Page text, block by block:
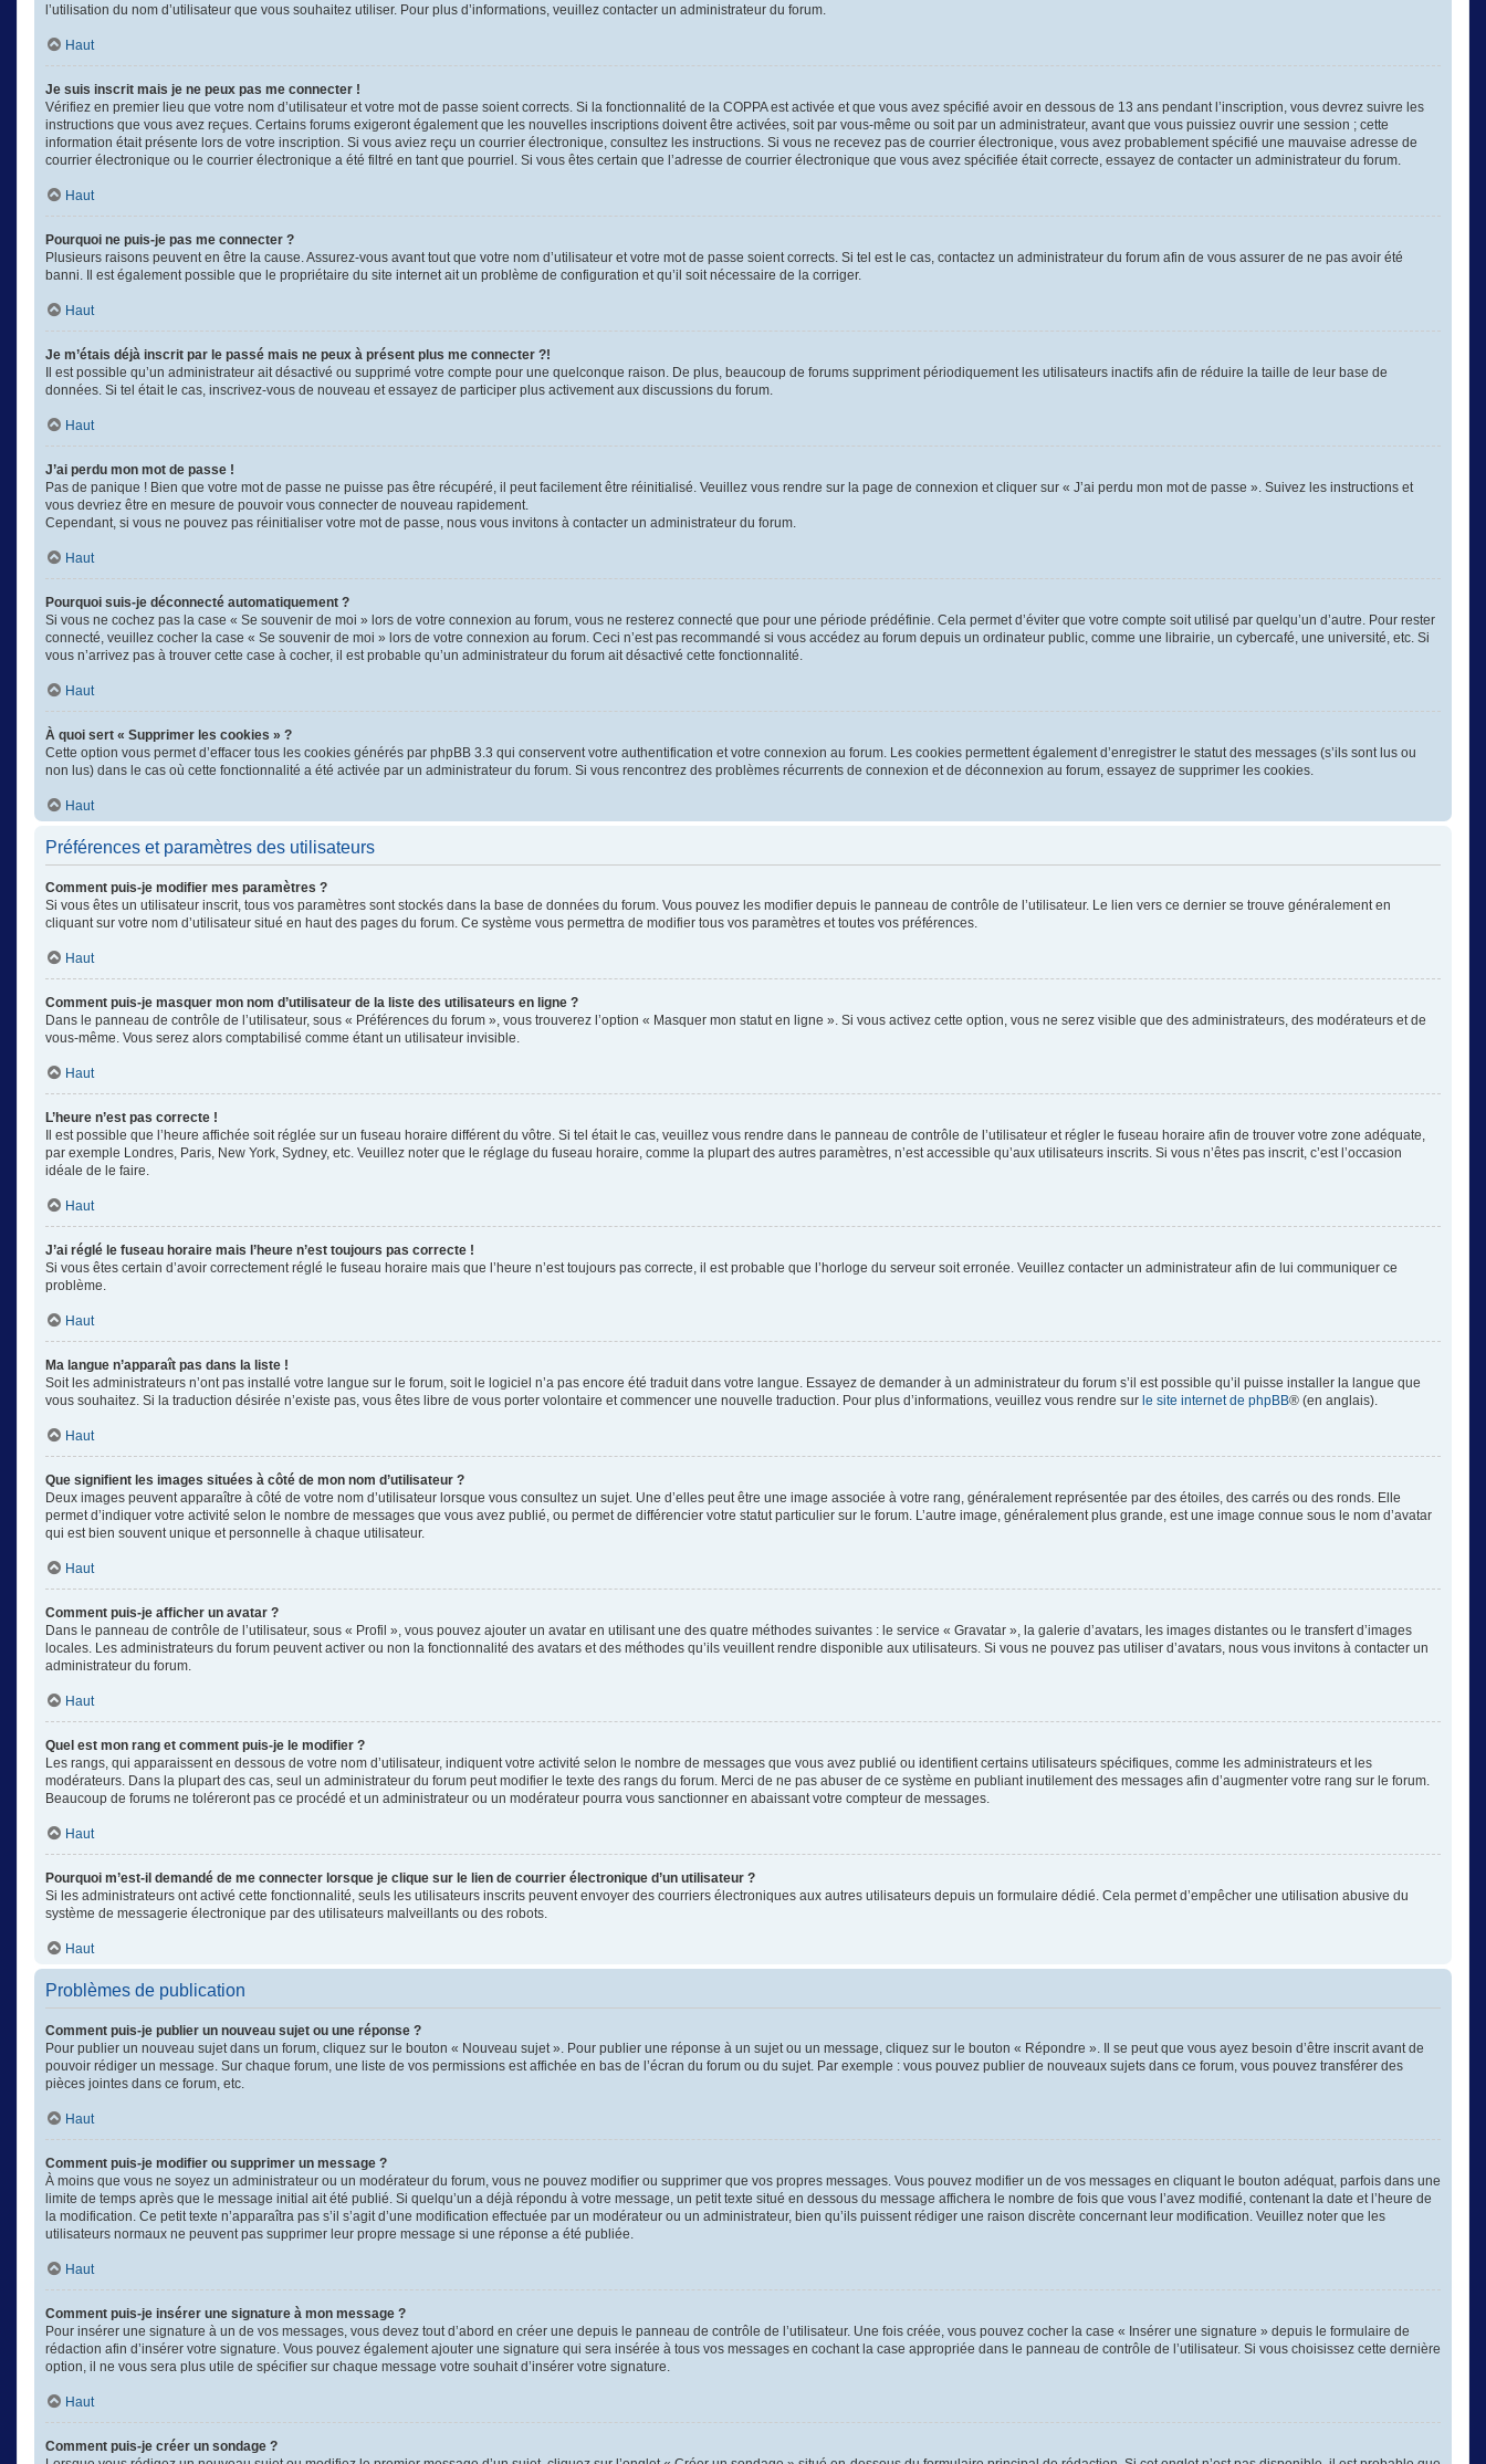
l’utilisation du nom d’utilisateur que vous souhaitez utiliser. Pour plus d’informations, veuillez contacter un administrateur du forum.
Haut
Je suis inscrit mais je ne peux pas me connecter !
Vérifiez en premier lieu que votre nom d’utilisateur et votre mot de passe soient corrects. Si la fonctionnalité de la COPPA est activée et que vous avez spécifié avoir en dessous de 13 ans pendant l’inscription, vous devrez suivre les
instructions que vous avez reçues. Certains forums exigeront également que les nouvelles inscriptions doivent être activées, soit par vous-même ou soit par un administrateur, avant que vous puissiez ouvrir une session ; cette
information était présente lors de votre inscription. Si vous aviez reçu un courrier électronique, consultez les instructions. Si vous ne recevez pas de courrier électronique, vous avez probablement spécifié une mauvaise adresse de
courrier électronique ou le courrier électronique a été filtré en tant que pourriel. Si vous êtes certain que l’adresse de courrier électronique que vous avez spécifiée était correcte, essayez de contacter un administrateur du forum.
Haut
Pourquoi ne puis-je pas me connecter ?
Plusieurs raisons peuvent en être la cause. Assurez-vous avant tout que votre nom d’utilisateur et votre mot de passe soient corrects. Si tel est le cas, contactez un administrateur du forum afin de vous assurer de ne pas avoir été
banni. Il est également possible que le propriétaire du site internet ait un problème de configuration et qu’il soit nécessaire de la corriger.
Haut
Je m’étais déjà inscrit par le passé mais ne peux à présent plus me connecter ?!
Il est possible qu’un administrateur ait désactivé ou supprimé votre compte pour une quelconque raison. De plus, beaucoup de forums suppriment périodiquement les utilisateurs inactifs afin de réduire la taille de leur base de
données. Si tel était le cas, inscrivez-vous de nouveau et essayez de participer plus activement aux discussions du forum.
Haut
J’ai perdu mon mot de passe !
Pas de panique ! Bien que votre mot de passe ne puisse pas être récupéré, il peut facilement être réinitialisé. Veuillez vous rendre sur la page de connexion et cliquer sur « J’ai perdu mon mot de passe ». Suivez les instructions et
vous devriez être en mesure de pouvoir vous connecter de nouveau rapidement.
Cependant, si vous ne pouvez pas réinitialiser votre mot de passe, nous vous invitons à contacter un administrateur du forum.
Haut
Pourquoi suis-je déconnecté automatiquement ?
Si vous ne cochez pas la case « Se souvenir de moi » lors de votre connexion au forum, vous ne resterez connecté que pour une période prédéfinie. Cela permet d’éviter que votre compte soit utilisé par quelqu’un d’autre. Pour rester
connecté, veuillez cocher la case « Se souvenir de moi » lors de votre connexion au forum. Ceci n’est pas recommandé si vous accédez au forum depuis un ordinateur public, comme une librairie, un cybercafé, une université, etc. Si
vous n’arrivez pas à trouver cette case à cocher, il est probable qu’un administrateur du forum ait désactivé cette fonctionnalité.
Haut
À quoi sert « Supprimer les cookies » ?
Cette option vous permet d’effacer tous les cookies générés par phpBB 3.3 qui conservent votre authentification et votre connexion au forum. Les cookies permettent également d’enregistrer le statut des messages (s’ils sont lus ou
non lus) dans le cas où cette fonctionnalité a été activée par un administrateur du forum. Si vous rencontrez des problèmes récurrents de connexion et de déconnexion au forum, essayez de supprimer les cookies.
Haut
Préférences et paramètres des utilisateurs
Comment puis-je modifier mes paramètres ?
Si vous êtes un utilisateur inscrit, tous vos paramètres sont stockés dans la base de données du forum. Vous pouvez les modifier depuis le panneau de contrôle de l’utilisateur. Le lien vers ce dernier se trouve généralement en
cliquant sur votre nom d’utilisateur situé en haut des pages du forum. Ce système vous permettra de modifier tous vos paramètres et toutes vos préférences.
Haut
Comment puis-je masquer mon nom d’utilisateur de la liste des utilisateurs en ligne ?
Dans le panneau de contrôle de l’utilisateur, sous « Préférences du forum », vous trouverez l’option « Masquer mon statut en ligne ». Si vous activez cette option, vous ne serez visible que des administrateurs, des modérateurs et de
vous-même. Vous serez alors comptabilisé comme étant un utilisateur invisible.
Haut
L’heure n’est pas correcte !
Il est possible que l’heure affichée soit réglée sur un fuseau horaire différent du vôtre. Si tel était le cas, veuillez vous rendre dans le panneau de contrôle de l’utilisateur et régler le fuseau horaire afin de trouver votre zone adéquate,
par exemple Londres, Paris, New York, Sydney, etc. Veuillez noter que le réglage du fuseau horaire, comme la plupart des autres paramètres, n’est accessible qu’aux utilisateurs inscrits. Si vous n’êtes pas inscrit, c’est l’occasion
idéale de le faire.
Haut
J’ai réglé le fuseau horaire mais l’heure n’est toujours pas correcte !
Si vous êtes certain d’avoir correctement réglé le fuseau horaire mais que l’heure n’est toujours pas correcte, il est probable que l’horloge du serveur soit erronée. Veuillez contacter un administrateur afin de lui communiquer ce
problème.
Haut
Ma langue n’apparaît pas dans la liste !
Soit les administrateurs n’ont pas installé votre langue sur le forum, soit le logiciel n’a pas encore été traduit dans votre langue. Essayez de demander à un administrateur du forum s’il est possible qu’il puisse installer la langue que
vous souhaitez. Si la traduction désirée n’existe pas, vous êtes libre de vous porter volontaire et commencer une nouvelle traduction. Pour plus d’informations, veuillez vous rendre sur le site internet de phpBB® (en anglais).
Haut
Que signifient les images situées à côté de mon nom d’utilisateur ?
Deux images peuvent apparaître à côté de votre nom d’utilisateur lorsque vous consultez un sujet. Une d’elles peut être une image associée à votre rang, généralement représentée par des étoiles, des carrés ou des ronds. Elle
permet d’indiquer votre activité selon le nombre de messages que vous avez publié, ou permet de différencier votre statut particulier sur le forum. L’autre image, généralement plus grande, est une image connue sous le nom d’avatar
qui est bien souvent unique et personnelle à chaque utilisateur.
Haut
Comment puis-je afficher un avatar ?
Dans le panneau de contrôle de l’utilisateur, sous « Profil », vous pouvez ajouter un avatar en utilisant une des quatre méthodes suivantes : le service « Gravatar », la galerie d’avatars, les images distantes ou le transfert d’images
locales. Les administrateurs du forum peuvent activer ou non la fonctionnalité des avatars et des méthodes qu’ils veuillent rendre disponible aux utilisateurs. Si vous ne pouvez pas utiliser d’avatars, nous vous invitons à contacter un
administrateur du forum.
Haut
Quel est mon rang et comment puis-je le modifier ?
Les rangs, qui apparaissent en dessous de votre nom d’utilisateur, indiquent votre activité selon le nombre de messages que vous avez publié ou identifient certains utilisateurs spécifiques, comme les administrateurs et les
modérateurs. Dans la plupart des cas, seul un administrateur du forum peut modifier le texte des rangs du forum. Merci de ne pas abuser de ce système en publiant inutilement des messages afin d’augmenter votre rang sur le forum.
Beaucoup de forums ne toléreront pas ce procédé et un administrateur ou un modérateur pourra vous sanctionner en abaissant votre compteur de messages.
Haut
Pourquoi m’est-il demandé de me connecter lorsque je clique sur le lien de courrier électronique d’un utilisateur ?
Si les administrateurs ont activé cette fonctionnalité, seuls les utilisateurs inscrits peuvent envoyer des courriers électroniques aux autres utilisateurs depuis un formulaire dédié. Cela permet d’empêcher une utilisation abusive du
système de messagerie électronique par des utilisateurs malveillants ou des robots.
Haut
Problèmes de publication
Comment puis-je publier un nouveau sujet ou une réponse ?
Pour publier un nouveau sujet dans un forum, cliquez sur le bouton « Nouveau sujet ». Pour publier une réponse à un sujet ou un message, cliquez sur le bouton « Répondre ». Il se peut que vous ayez besoin d’être inscrit avant de
pouvoir rédiger un message. Sur chaque forum, une liste de vos permissions est affichée en bas de l’écran du forum ou du sujet. Par exemple : vous pouvez publier de nouveaux sujets dans ce forum, vous pouvez transférer des
pièces jointes dans ce forum, etc.
Haut
Comment puis-je modifier ou supprimer un message ?
À moins que vous ne soyez un administrateur ou un modérateur du forum, vous ne pouvez modifier ou supprimer que vos propres messages. Vous pouvez modifier un de vos messages en cliquant le bouton adéquat, parfois dans une
limite de temps après que le message initial ait été publié. Si quelqu’un a déjà répondu à votre message, un petit texte situé en dessous du message affichera le nombre de fois que vous l’avez modifié, contenant la date et l’heure de
la modification. Ce petit texte n’apparaîtra pas s’il s’agit d’une modification effectuée par un modérateur ou un administrateur, bien qu’ils puissent rédiger une raison discrète concernant leur modification. Veuillez noter que les
utilisateurs normaux ne peuvent pas supprimer leur propre message si une réponse a été publiée.
Haut
Comment puis-je insérer une signature à mon message ?
Pour insérer une signature à un de vos messages, vous devez tout d’abord en créer une depuis le panneau de contrôle de l’utilisateur. Une fois créée, vous pouvez cocher la case « Insérer une signature » depuis le formulaire de
rédaction afin d’insérer votre signature. Vous pouvez également ajouter une signature qui sera insérée à tous vos messages en cochant la case appropriée dans le panneau de contrôle de l’utilisateur. Si vous choisissez cette dernière
option, il ne vous sera plus utile de spécifier sur chaque message votre souhait d’insérer votre signature.
Haut
Comment puis-je créer un sondage ?